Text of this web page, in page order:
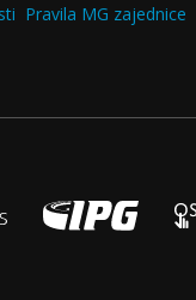
Pravila MG zajednice